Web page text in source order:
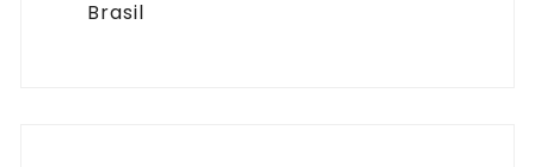
Brasil